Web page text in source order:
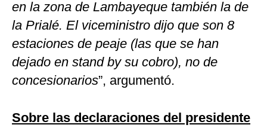
en la zona de Lambayeque también la de
la Prialé. El viceministro dijo que son 8
estaciones de peaje (las que se han
dejado en stand by su cobro), no de
concesionarios”, argumentó.
Sobre las declaraciones del presidente